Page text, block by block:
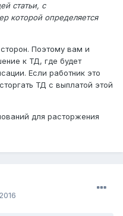
статьи, с
которой определяется
Поэтому вам и
к ТД, где будет
Если работник это
ТД с выплатой этой
для расторжения